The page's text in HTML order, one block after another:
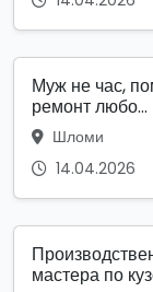
Муж не час,
ремонт любо...
Шломи
14.04.2026
мастера по